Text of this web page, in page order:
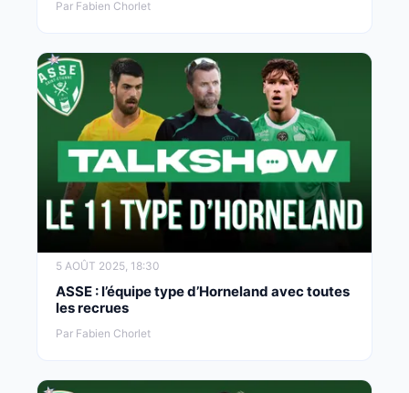
Par Fabien Chorlet
5 AOÛT 2025, 18:30
ASSE : l’équipe type d’Horneland avec toutes
les recrues
Par Fabien Chorlet